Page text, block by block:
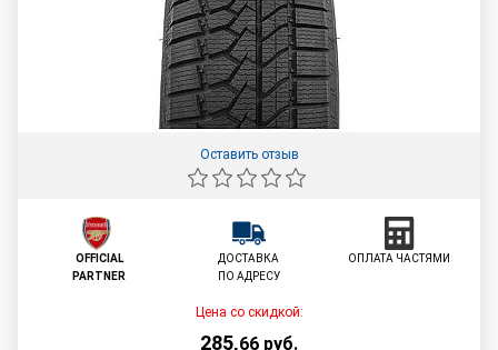
Оставить отзыв
OFFICIAL
PARTNER
ДОСТАВКА
ПО АДРЕСУ
ОПЛАТА ЧАСТЯМИ
Цена со скидкой:
285,66 руб.